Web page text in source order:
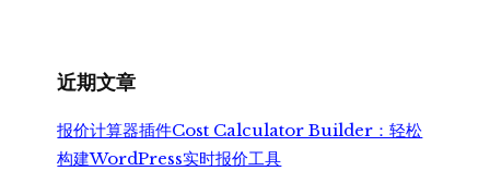
近期文章
报价计算器插件Cost Calculator Builder：轻松
构建WordPress实时报价工具